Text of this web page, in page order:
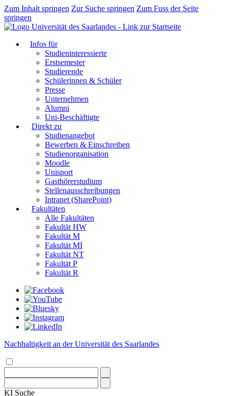
Zum Inhalt springen Zur Suche springen Zum Fuss der Seite
springen
Infos für
Studieninteressierte
Erstsemester
Studierende
Schülerinnen & Schüler
Presse
Unternehmen
Alumni
Uni-Beschäftigte
Direkt zu
Studienangebot
Bewerben & Einschreiben
Studienorganisation
Moodle
Unisport
Gasthörerstudium
Stellenausschreibungen
Intranet (SharePoint)
Fakultäten
Alle Fakultäten
Fakultät HW
Fakultät M
Fakultät MI
Fakultät NT
Fakultät P
Fakultät R
Nachhaltigkeit an der Universität des Saarlandes
KI Suche